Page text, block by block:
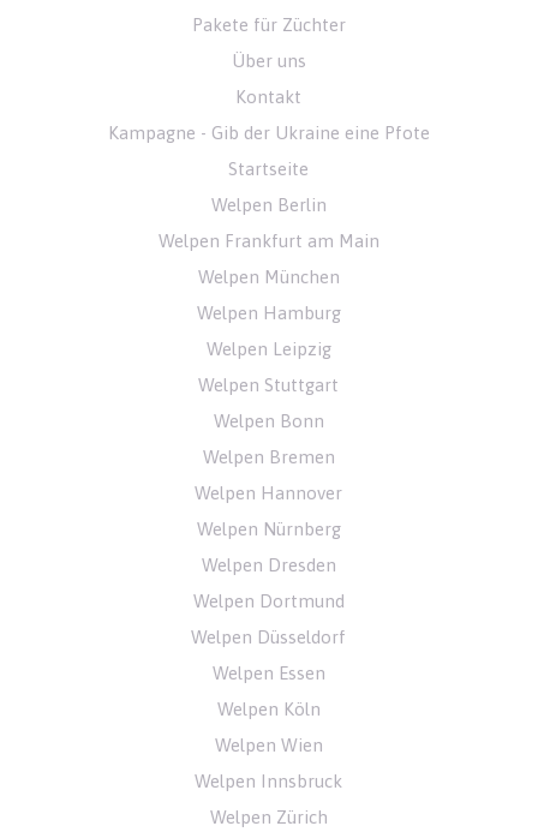
Pakete für Züchter
Über uns
Kontakt
Kampagne - Gib der Ukraine eine Pfote
Startseite
Welpen Berlin
Welpen Frankfurt am Main
Welpen München
Welpen Hamburg
Welpen Leipzig
Welpen Stuttgart
Welpen Bonn
Welpen Bremen
Welpen Hannover
Welpen Nürnberg
Welpen Dresden
Welpen Dortmund
Welpen Düsseldorf
Welpen Essen
Welpen Köln
Welpen Wien
Welpen Innsbruck
Welpen Zürich